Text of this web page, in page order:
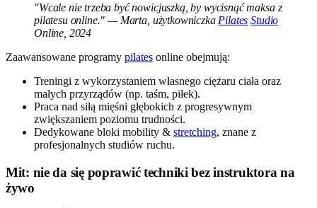
"Wcale nie trzeba być nowicjuszką, by wycisnąć maksa z
pilatesu online." — Marta, użytkowniczka Pilates Studio
Online, 2024
Zaawansowane programy pilates online obejmują:
Treningi z wykorzystaniem własnego ciężaru ciała oraz
małych przyrządów (np. taśm, piłek).
Praca nad siłą mięśni głębokich z progresywnym
zwiększaniem poziomu trudności.
Dedykowane bloki mobility & stretching, znane z
profesjonalnych studiów ruchu.
Mit: nie da się poprawić techniki bez instruktora na
żywo